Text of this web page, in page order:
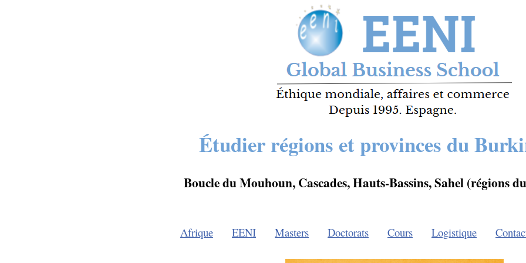
Étudier régions et provinces du
Boucle du Mouhoun, Cascades, Hauts-Bassins, Sahel (régions
Afrique EENI Masters Doctorats Cours Logistique